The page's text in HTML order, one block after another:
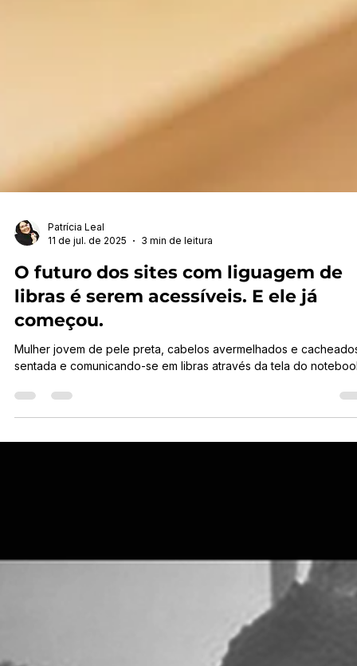
11 de jul. de 2025
3 min de leitura
O futuro dos sites com liguagem de
libras é serem acessíveis. E ele já
começou.
sentada e comunicando-se em libras através da tela do